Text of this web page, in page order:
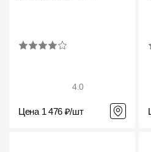
4.0
Цена 1 476 ₽/шт